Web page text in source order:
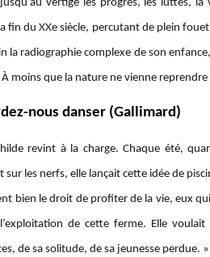
vertige les progrès, les luttes,
fin du XXe siècle, percutant de plein
la radiographie complexe de son
moins que la nature ne vienne
nous danser (Gallimard)
revint à la charge. Chaque été,
les nerfs, elle lançait cette idée de
bien le droit de profiter de la vie, eux
de cette ferme. Elle
de sa solitude, de sa jeunesse perdue. »